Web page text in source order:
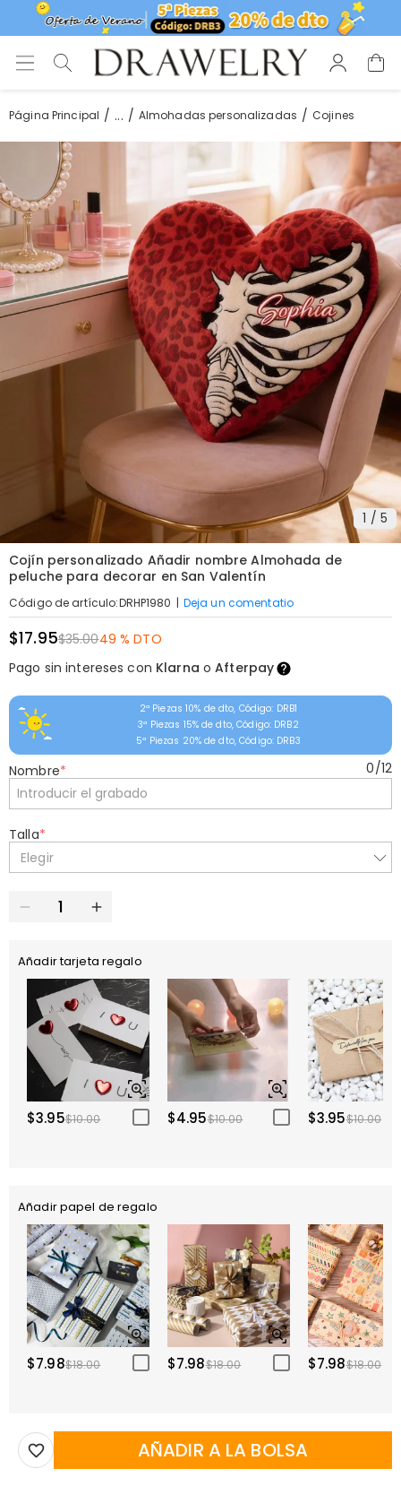
Página Principal ... Almohadas personalizadas Cojines
1 / 5
Cojín personalizado Añadir nombre Almohada de
peluche para decorar en San Valentín
Código de artículo:DRHP1980 | Deja un comentatio
$17.95$35.0049 % DTO
Pago sin intereses con Klarna oAfterpay
2ª Piezas 10% de dto, Código: DRB1
3ª Piezas 15% de dto, Código: DRB2
5ª Piezas 20% de dto, Código: DRB3
Nombre* 0/12
Talla*
Elegir
Añadir tarjeta regalo
$3.95$10.00 $4.95$10.00 $3.95$10.00
Añadir papel de regalo
$7.98$18.00 $7.98$18.00 $7.98$18.00
AÑADIR A LA BOLSA